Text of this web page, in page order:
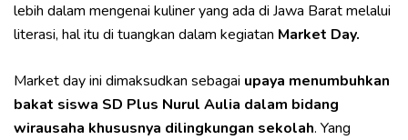
lebih dalam mengenai kuliner yang ada di Jawa Barat melalui
literasi, hal itu di tuangkan dalam kegiatan Market Day.
Market day ini dimaksudkan sebagai upaya menumbuhkan
bakat siswa SD Plus Nurul Aulia dalam bidang
wirausaha khususnya dilingkungan sekolah. Yang